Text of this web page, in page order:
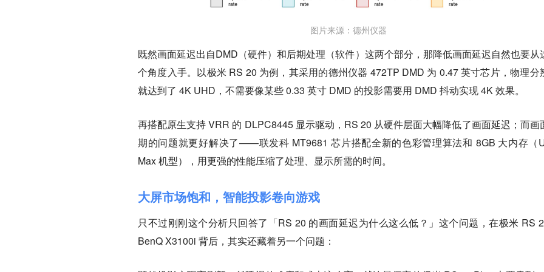
图片来源：德州仪器
既然画面延迟出自DMD（硬件）和后期处理（软件）这两个部分，那降低画面延迟自然也要从
个角度入手。以极米 RS 20 为例，其采用的德州仪器 472TP DMD 为 0.47 英寸芯片，物理分
就达到了 4K UHD，不需要像某些 0.33 英寸 DMD 的投影需要用 DMD 抖动实现 4K 效果。
再搭配原生支持 VRR 的 DLPC8445 显示驱动，RS 20 从硬件层面大幅降低了画面延迟；而画
期的问题就更好解决了——联发科 MT9681 芯片搭配全新的色彩管理算法和 8GB 大内存（
Max 机型）， 用更强的性能压缩了处理、显示所需的时间。
大屏市场饱和，智能投影卷向游戏
只不过刚刚这个分析只回答了「RS 20 的画面延迟为什么这么低？」这个问题，在极米 RS
BenQ X3100i 背后，其实还藏着另一个问题：